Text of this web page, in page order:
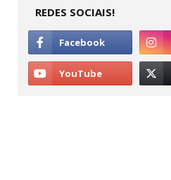
REDES SOCIAIS!